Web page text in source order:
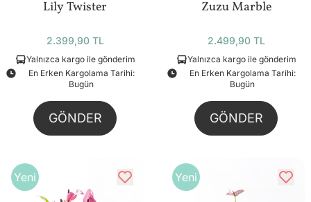
Lily Twister
2.399,90 TL
Yalnızca kargo ile gönderim
En Erken Kargolama Tarihi:
Bugün
GÖNDER
Zuzu Marble
2.499,90 TL
Yalnızca kargo ile gönderim
En Erken Kargolama Tarihi:
Bugün
GÖNDER
Yeni Yeni